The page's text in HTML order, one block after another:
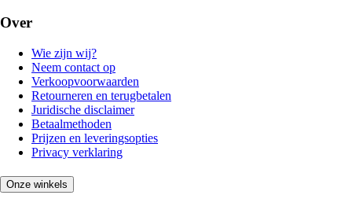
Over
Wie zijn wij?
Neem contact op
Verkoopvoorwaarden
Retourneren en terugbetalen
Juridische disclaimer
Betaalmethoden
Prijzen en leveringsopties
Privacy verklaring
Onze winkels